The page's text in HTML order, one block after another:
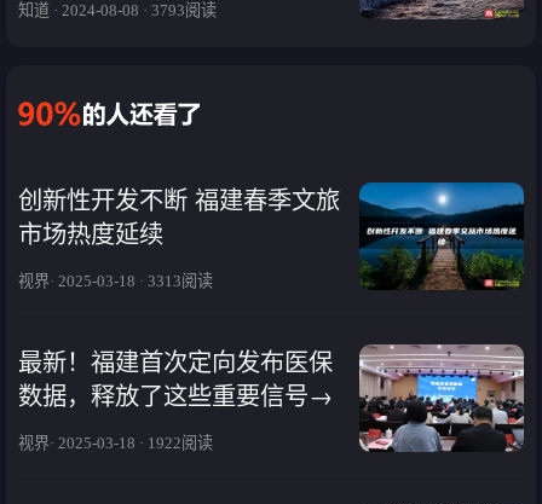
知道 · 2024-08-08 · 3793阅读
创新性开发不断 福建春季文旅
市场热度延续
视界· 2025-03-18 · 3313阅读
最新！福建首次定向发布医保
数据，释放了这些重要信号→
视界· 2025-03-18 · 1922阅读